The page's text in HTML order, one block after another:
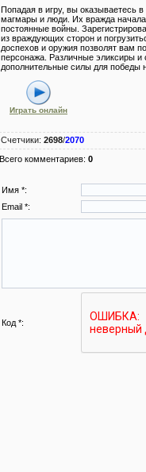
Попадая в игру, вы
магмары и люди. Их вражда
постоянные войны.
из враждующих сторон и
доспехов и оружия позволят вам
персонажа. Различные эликсиры и
дополнительные силы для победы
Играть онлайн
Счетчики: 2698/2070
Всего комментариев: 0
Имя *:
Email *:
Код *: